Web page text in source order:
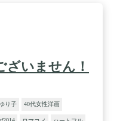
ざいません！
り子 40代女性洋画